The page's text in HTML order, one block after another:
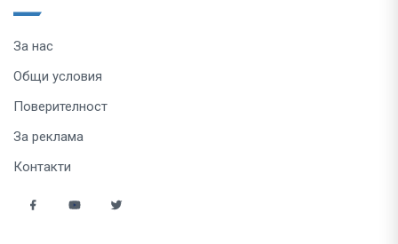
За нас
Общи условия
Поверителност
За реклама
Контакти